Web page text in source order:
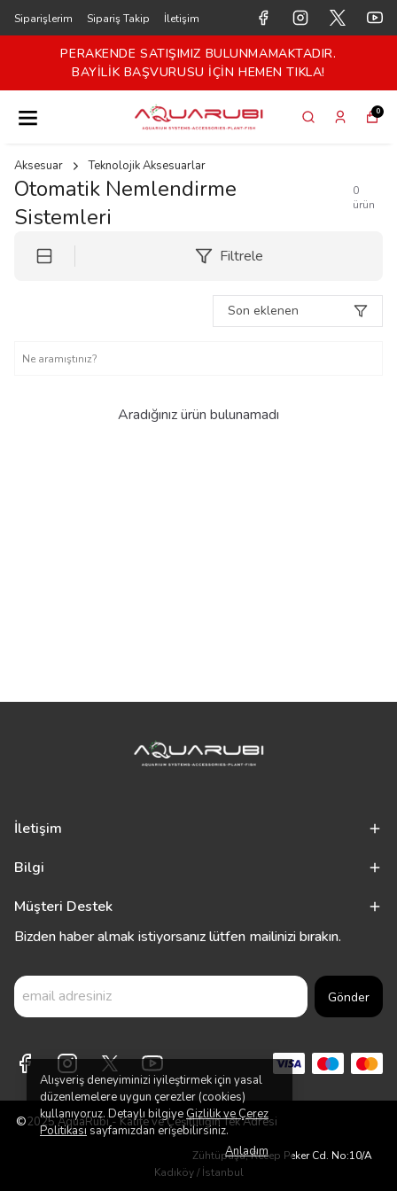
Siparişlerim Sipariş Takip İletişim
PERAKENDE SATIŞIMIZ BULUNMAMAKTADIR.
BAYİLİK BAŞVURUSU İÇİN HEMEN TIKLA!
0
Alışveriş deneyiminizi iyileştirmek için yasal
düzenlemelere uygun çerezler (cookies)
kullanıyoruz. Detaylı bilgiye Gizlilik ve Çerez
Politikası sayfamızdan erişebilirsiniz.
Anladım
Aksesuar Teknolojik Aksesuarlar
Otomatik Nemlendirme
Sistemleri
0
ürün
Filtrele
Son eklenen
Aradığınız ürün bulunamadı
İletişim
Bilgi
Müşteri Destek
Bizden haber almak istiyorsanız lütfen mailinizi bırakın.
Gönder
©2025 AquaRubi - Kalite ve Çeşitliliğin Tek Adresi
Zühtüpaşa, Recep Peker Cd. No:10/A
Kadıköy / İstanbul